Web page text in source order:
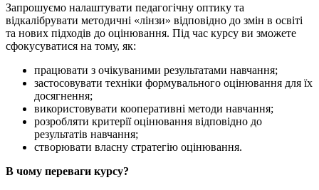
Запрошуємо налаштувати педагогічну оптику та
відкалібрувати методичні «лінзи» відповідно до змін в освіті
та нових підходів до оцінювання. Під час курсу ви зможете
сфокусуватися на тому, як:
працювати з очікуваними результатами навчання;
застосовувати техніки формувального оцінювання для їх
досягнення;
використовувати кооперативні методи навчання;
розробляти критерії оцінювання відповідно до
результатів навчання;
створювати власну стратегію оцінювання.
В чому переваги курсу?